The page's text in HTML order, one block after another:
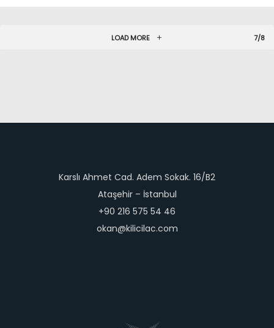
LOAD MORE 7/8
Karslı Ahmet Cad. Adem Sokak. 16/B2
Ataşehir – İstanbul
+90 216 575 54 46
okan@kilicilac.com